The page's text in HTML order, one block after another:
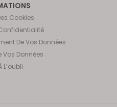
Cookies
De Vos Données
Vos Données
L’oubli